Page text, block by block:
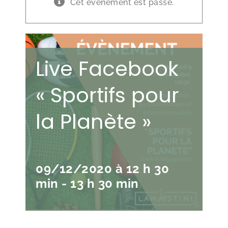
Cet évènement est passé.
Live Facebook
« Sportifs pour
la Planète »
09/12/2020 à 12 h 30
min - 13 h 30 min